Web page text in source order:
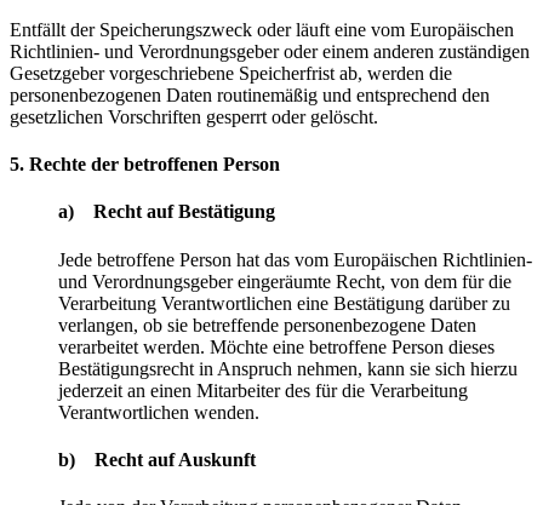
Entfällt der Speicherungszweck oder läuft eine vom Europäischen
Richtlinien- und Verordnungsgeber oder einem anderen zuständigen
Gesetzgeber vorgeschriebene Speicherfrist ab, werden die
personenbezogenen Daten routinemäßig und entsprechend den
gesetzlichen Vorschriften gesperrt oder gelöscht.
5. Rechte der betroffenen Person
a) Recht auf Bestätigung
Jede betroffene Person hat das vom Europäischen Richtlinien-
und Verordnungsgeber eingeräumte Recht, von dem für die
Verarbeitung Verantwortlichen eine Bestätigung darüber zu
verlangen, ob sie betreffende personenbezogene Daten
verarbeitet werden. Möchte eine betroffene Person dieses
Bestätigungsrecht in Anspruch nehmen, kann sie sich hierzu
jederzeit an einen Mitarbeiter des für die Verarbeitung
Verantwortlichen wenden.
b) Recht auf Auskunft